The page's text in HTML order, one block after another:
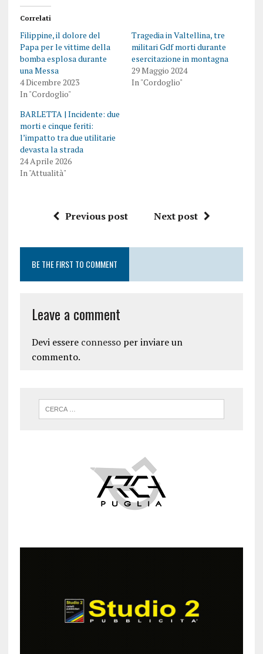
Correlati
Filippine, il dolore del
Papa per le vittime della
bomba esplosa durante
una Messa
4 Dicembre 2023
In "Cordoglio"
Tragedia in Valtellina, tre
militari Gdf morti durante
esercitazione in montagna
29 Maggio 2024
In "Cordoglio"
BARLETTA | Incidente: due
morti e cinque feriti:
l’impatto tra due utilitarie
devasta la strada
24 Aprile 2026
In "Attualità"
Previous post Next post
BE THE FIRST TO COMMENT
Leave a comment
Devi essere connessoper inviare un
commento.